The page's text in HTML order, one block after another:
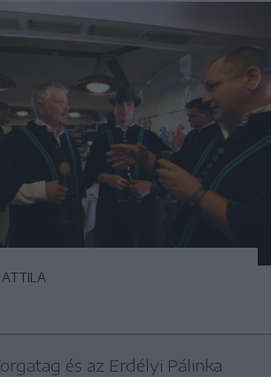
ATTILA
és az Erdélyi Pálinka